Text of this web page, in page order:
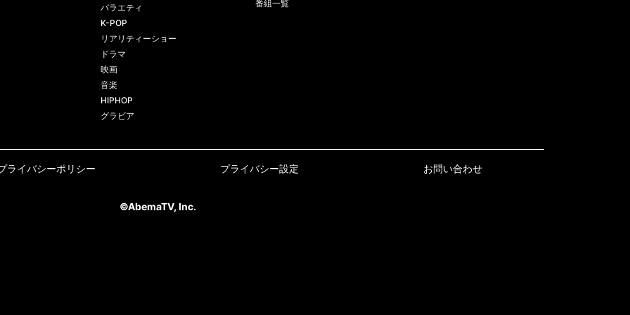
バラエティ
K-POP
リアリティーショー
ドラマ
映画
音楽
HIPHOP
グラビア
番組一覧
ライバシーポリシー プライバシー設定 お問い合わせ
©AbemaTV, Inc.